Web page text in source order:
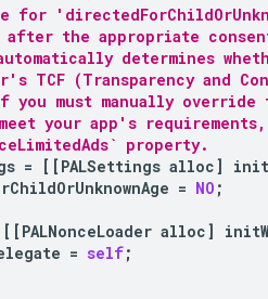
for
the appropriate
determines
TCF (Transparency and
must manually override
your app's
property.
= [[ PALSettings alloc]
init
= NO ;
[[ PALNonceLoader alloc]
= self;